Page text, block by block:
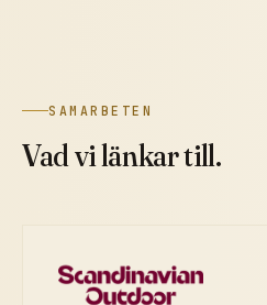
SAMARBETEN
Vad vi länkar till.